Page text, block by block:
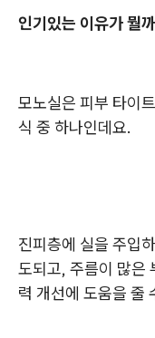
인기있는 이유가 뭘
모노실은 피부 타이
식 중 하나인데요.
진피층에 실을 주입
도되고, 주름이 많은
력 개선에 도움을 줄